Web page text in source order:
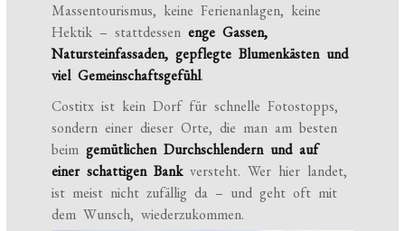
Massentourismus, keine Ferienanlagen, keine
Hektik – stattdessenenge Gassen,
Natursteinfassaden, gepflegte Blumenkästen und
viel Gemeinschaftsgefühl.
Costitx ist kein Dorf für schnelle Fotostopps,
sondern einer dieser Orte, die man am besten
beimgemütlichen Durchschlendern und auf
einer schattigen Bankversteht. Wer hier landet,
ist meist nicht zufällig da – und geht oft mit
dem Wunsch, wiederzukommen.